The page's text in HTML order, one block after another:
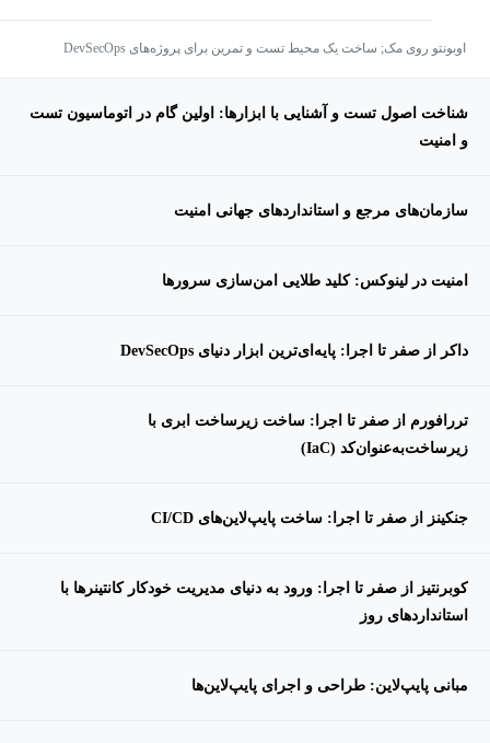
اوبونتو روی مک; ساخت یک محیط تست و تمرین برای پروژه‌های DevSecOps
شناخت اصول تست و آشنایی با ابزارها: اولین گام در اتوماسیون تست
و امنیت
سازمان‌های مرجع و استانداردهای جهانی امنیت
امنیت در لینوکس: کلید طلایی امن‌سازی سرورها
داکر از صفر تا اجرا: پایه‌ای‌ترین ابزار دنیای DevSecOps
تررافورم از صفر تا اجرا: ساخت زیرساخت ابری با
زیرساخت‌به‌عنوان‌کد (IaC)
جنکینز از صفر تا اجرا: ساخت پایپ‌لاین‌های CI/CD
کوبرنتیز از صفر تا اجرا: ورود به دنیای مدیریت خودکار کانتینرها با
استانداردهای روز
مبانی پایپ‌لاین: طراحی و اجرای پایپ‌لاین‌ها